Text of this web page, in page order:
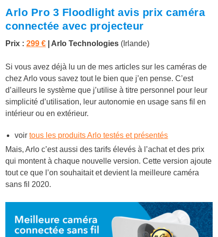
Arlo Pro 3 Floodlight avis prix caméra
connectée avec projecteur
Prix :299 € | Arlo Technologies (Irlande)
Si vous avez déjà lu un de mes articles sur les caméras de
chez Arlo vous savez tout le bien que j’en pense. C’est
d’ailleurs le système que j’utilise à titre personnel pour leur
simplicité d’utilisation, leur autonomie en usage sans fil en
intérieur ou en extérieur.
voirtous les produits Arlo testés et présentés
Mais, Arlo c’est aussi des tarifs élevés à l’achat et des prix
qui montent à chaque nouvelle version. Cette version ajoute
tout ce que l’on souhaitait et devient la meilleure caméra
sans fil 2020.